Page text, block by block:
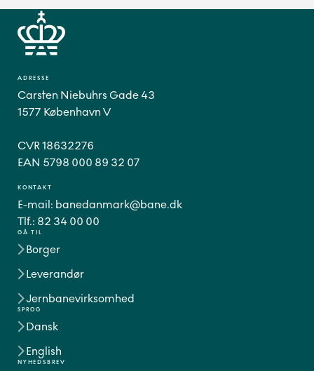
GÅ TIL
Borger
Leverandør
Jernbanevirksomhed
SPROG
Dansk
English
ADRESSE
Carsten Niebuhrs Gade 43
1577 København V
CVR 18632276
EAN 5798 000 89 32 07
KONTAKT
E-mail: banedanmark@bane.dk
Tlf.: 82 34 00 00
NYHEDSBREV